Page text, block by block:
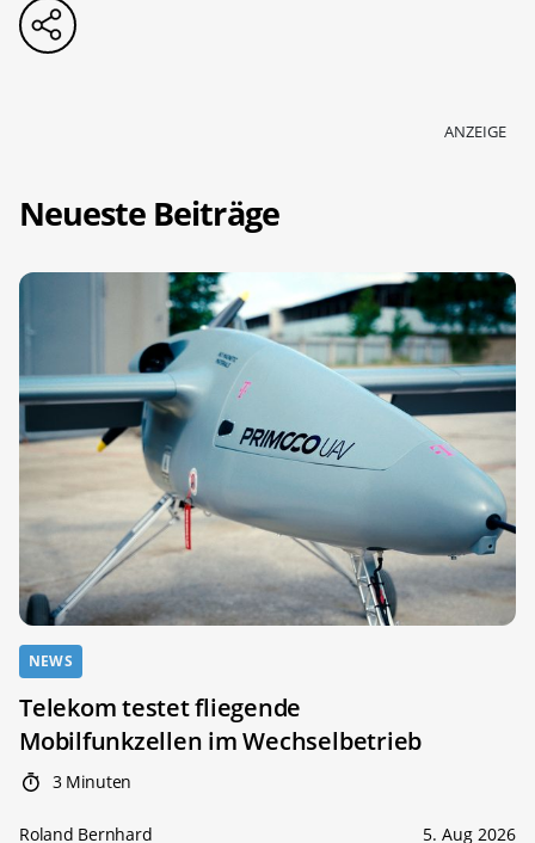
ANZEIGE
Neueste Beiträge
NEWS
Telekom testet fliegende
Mobilfunkzellen im Wechselbetrieb
3 Minuten
Roland Bernhard 5. Aug 2026